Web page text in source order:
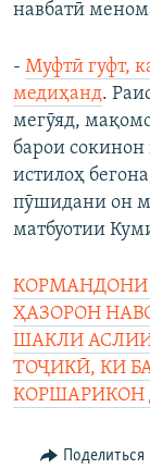
навбатӣ
- Муфтӣ гуфт,
медиҳанд.
мегӯяд,
барои
истилоҳ
пӯшидани он
матбуотии
КОРМАНДОНИ
ҲАЗОРОН
ШАКЛИ
ТОҶИКӢ, КИ
КОРШАРИКОН
Поделиться